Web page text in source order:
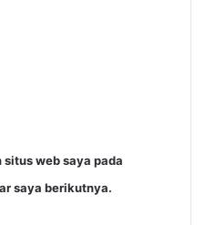
web saya pada
saya berikutnya.